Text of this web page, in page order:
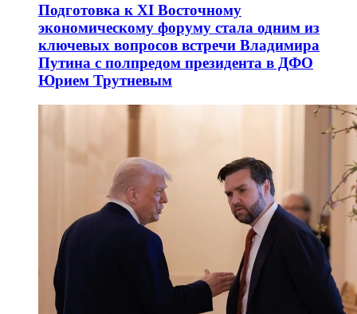
Подготовка к XI Восточному
экономическому форуму стала одним из
ключевых вопросов встречи Владимира
Путина с полпредом президента в ДФО
Юрием Трутневым